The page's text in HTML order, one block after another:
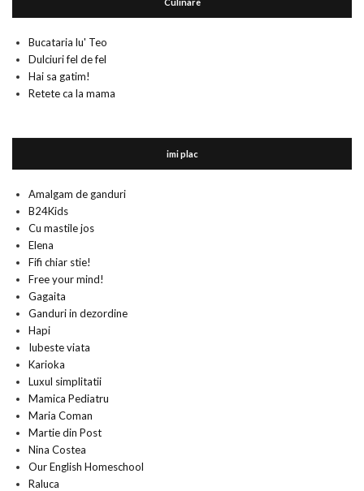
Bucataria lu' Teo
Dulciuri fel de fel
Hai sa gatim!
Retete ca la mama
imi plac
Amalgam de ganduri
B24Kids
Cu mastile jos
Elena
Fifi chiar stie!
Free your mind!
Gagaita
Ganduri in dezordine
Hapi
Iubeste viata
Karioka
Luxul simplitatii
Mamica Pediatru
Maria Coman
Martie din Post
Nina Costea
Our English Homeschool
Raluca